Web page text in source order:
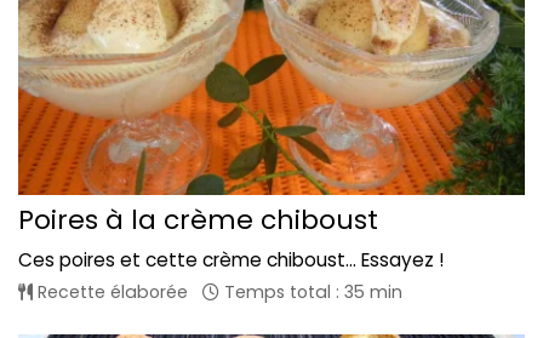
Poires à la crème chiboust
Ces poires et cette crème chiboust... Essayez !
Recette élaborée Temps total : 35 min